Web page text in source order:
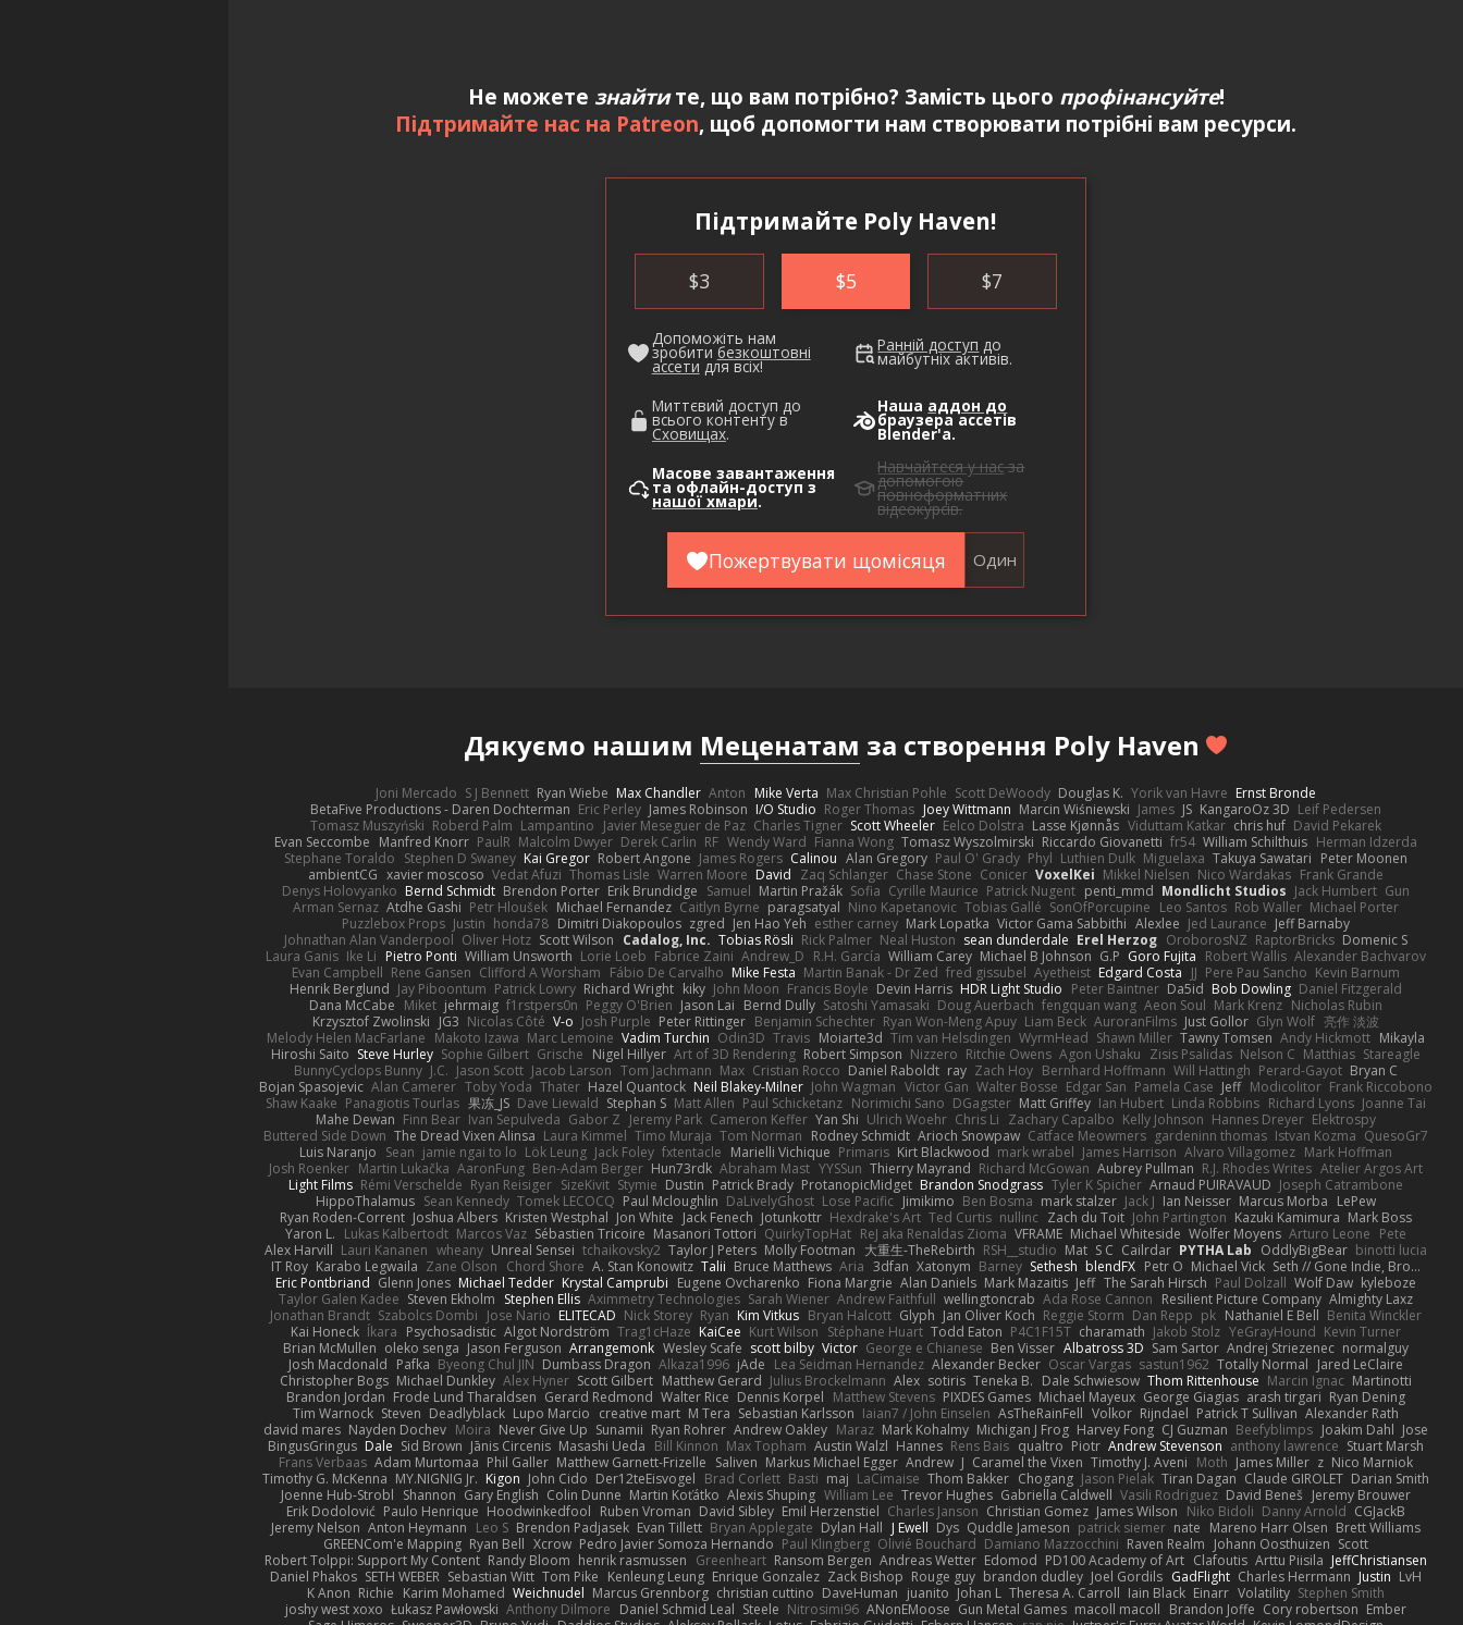
Не можете знайтите, що вам потрібно? Замість цього профінансуйте!
Підтримайте нас на Patreon, щоб допомогти нам створювати потрібні вам ресурси.
Підтримайте Poly Haven!
$3 $5 $7
Допоможіть нам
зробити безкоштовні
ассети для всіх!
Ранній доступ до
майбутніх активів.
Миттєвий доступ до
всього контенту в
Сховищах.
Наша аддон до
браузера ассетів
Blender'а.
Масове завантаження
та офлайн-доступ з
нашої хмари.
Навчайтеся у насза
допомогою
повноформатних
відеокурсів.
Пожертвувати щомісяця Один
Дякуємо нашим Меценатам за створення Poly Haven
Joni Mercado S J Bennett Ryan Wiebe Max Chandler Anton Mike Verta Max Christian Pohle Scott DeWoody Douglas K. Yorik van Havre Ernst Bronde
BetaFive Productions - Daren Dochterman Eric Perley James Robinson I/O Studio Roger Thomas Joey Wittmann Marcin Wiśniewski James JS KangaroOz 3D Leif Pedersen
Tomasz Muszyński Roberd Palm Lampantino Javier Meseguer de Paz Charles Tigner Scott Wheeler Eelco Dolstra Lasse Kjønnås Viduttam Katkar chris huf David Pekarek
Evan Seccombe Manfred Knorr PaulR Malcolm Dwyer Derek Carlin RF Wendy Ward Fianna Wong Tomasz Wyszolmirski Riccardo Giovanetti fr54 William Schilthuis Herman Idzerda
Stephane Toraldo Stephen D Swaney Kai Gregor Robert Angone James Rogers Calinou Alan Gregory Paul O' Grady Phyl Luthien Dulk Miguelaxa Takuya Sawatari Peter Moonen
ambientCG xavier moscoso Vedat Afuzi Thomas Lisle Warren Moore David Zaq Schlanger Chase Stone Conicer VoxelKei Mikkel Nielsen Nico Wardakas Frank Grande
Denys Holovyanko Bernd Schmidt Brendon Porter Erik Brundidge Samuel Martin Pražák Sofia Cyrille Maurice Patrick Nugent penti_mmd Mondlicht Studios Jack Humbert Gun
Arman Sernaz Atdhe Gashi Petr Hloušek Michael Fernandez Caitlyn Byrne paragsatyal Nino Kapetanovic Tobias Gallé SonOfPorcupine Leo Santos Rob Waller Michael Porter
Puzzlebox Props Justin honda78 Dimitri Diakopoulos zgred Jen Hao Yeh esther carney Mark Lopatka Victor Gama Sabbithi Alexlee Jed Laurance Jeff Barnaby
Johnathan Alan Vanderpool Oliver Hotz Scott Wilson Cadalog, Inc. Tobias Rösli Rick Palmer Neal Huston sean dunderdale Erel Herzog OroborosNZ RaptorBricks Domenic S
Laura Ganis Ike Li Pietro Ponti William Unsworth Lorie Loeb Fabrice Zaini Andrew_D R.H. García William Carey Michael B Johnson G.P Goro Fujita Robert Wallis Alexander Bachvarov
Evan Campbell Rene Gansen Clifford A Worsham Fábio De Carvalho Mike Festa Martin Banak - Dr Zed fred gissubel Ayetheist Edgard Costa JJ Pere Pau Sancho Kevin Barnum
Henrik Berglund Jay Piboontum Patrick Lowry Richard Wright kiky John Moon Francis Boyle Devin Harris HDR Light Studio Peter Baintner Da5id Bob Dowling Daniel Fitzgerald
Dana McCabe Miket jehrmaig f1rstpers0n Peggy O'Brien Jason Lai Bernd Dully Satoshi Yamasaki Doug Auerbach fengquan wang Aeon Soul Mark Krenz Nicholas Rubin
Krzysztof Zwolinski JG3 Nicolas Côté V-o Josh Purple Peter Rittinger Benjamin Schechter Ryan Won-Meng Apuy Liam Beck AuroranFilms Just Gollor Glyn Wolf 亮作 淡波
Melody Helen MacFarlane Makoto Izawa Marc Lemoine Vadim Turchin Odin3D Travis Moiarte3d Tim van Helsdingen WyrmHead Shawn Miller Tawny Tomsen Andy Hickmott Mikayla
Hiroshi Saito Steve Hurley Sophie Gilbert Grische Nigel Hillyer Art of 3D Rendering Robert Simpson Nizzero Ritchie Owens Agon Ushaku Zisis Psalidas Nelson C Matthias Stareagle
BunnyCyclops Bunny J.C. Jason Scott Jacob Larson Tom Jachmann Max Cristian Rocco Daniel Raboldt ray Zach Hoy Bernhard Hoffmann Will Hattingh Perard-Gayot Bryan C
Bojan Spasojevic Alan Camerer Toby Yoda Thater Hazel Quantock Neil Blakey-Milner John Wagman Victor Gan Walter Bosse Edgar San Pamela Case Jeff Modicolitor Frank Riccobono
Shaw Kaake Panagiotis Tourlas 果冻_JS Dave Liewald Stephan S Matt Allen Paul Schicketanz Norimichi Sano DGagster Matt Griffey Ian Hubert Linda Robbins Richard Lyons Joanne Tai
Mahe Dewan Finn Bear Ivan Sepulveda Gabor Z Jeremy Park Cameron Keffer Yan Shi Ulrich Woehr Chris Li Zachary Capalbo Kelly Johnson Hannes Dreyer Elektrospy
Buttered Side Down The Dread Vixen Alinsa Laura Kimmel Timo Muraja Tom Norman Rodney Schmidt Arioch Snowpaw Catface Meowmers gardeninn thomas Istvan Kozma QuesoGr7
Luis Naranjo Sean jamie ngai to lo Lök Leung Jack Foley fxtentacle Marielli Vichique Primaris Kirt Blackwood mark wrabel James Harrison Alvaro Villagomez Mark Hoffman
Josh Roenker Martin Lukačka AaronFung Ben-Adam Berger Hun73rdk Abraham Mast YYSSun Thierry Mayrand Richard McGowan Aubrey Pullman R.J. Rhodes Writes Atelier Argos Art
Light Films Rémi Verschelde Ryan Reisiger SizeKivit Stymie Dustin Patrick Brady ProtanopicMidget Brandon Snodgrass Tyler K Spicher Arnaud PUIRAVAUD Joseph Catrambone
HippoThalamus Sean Kennedy Tomek LECOCQ Paul Mcloughlin DaLivelyGhost Lose Pacific Jimikimo Ben Bosma mark stalzer Jack J Ian Neisser Marcus Morba LePew
Ryan Roden-Corrent Joshua Albers Kristen Westphal Jon White Jack Fenech Jotunkottr Hexdrake's Art Ted Curtis nullinc Zach du Toit John Partington Kazuki Kamimura Mark Boss
Yaron L. Lukas Kalbertodt Marcos Vaz Sébastien Tricoire Masanori Tottori QuirkyTopHat ReJ aka Renaldas Zioma VFRAME Michael Whiteside Wolfer Moyens Arturo Leone Pete
Alex Harvill Lauri Kananen wheany Unreal Sensei tchaikovsky2 Taylor J Peters Molly Footman 大重生-TheRebirth RSH__studio Mat S C Cailrdar PYTHA Lab OddlyBigBear binotti lucia
IT Roy Karabo Legwaila Zane Olson Chord Shore A. Stan Konowitz Talii Bruce Matthews Aria 3dfan Xatonym Barney Sethesh blendFX Petr O Michael Vick Seth // Gone Indie, Bro...
Eric Pontbriand Glenn Jones Michael Tedder Krystal Camprubi Eugene Ovcharenko Fiona Margrie Alan Daniels Mark Mazaitis Jeff The Sarah Hirsch Paul Dolzall Wolf Daw kyleboze
Taylor Galen Kadee Steven Ekholm Stephen Ellis Aximmetry Technologies Sarah Wiener Andrew Faithfull wellingtoncrab Ada Rose Cannon Resilient Picture Company Almighty Laxz
Jonathan Brandt Szabolcs Dombi Jose Nario ELITECAD Nick Storey Ryan Kim Vitkus Bryan Halcott Glyph Jan Oliver Koch Reggie Storm Dan Repp pk Nathaniel E Bell Benita Winckler
Kai Honeck Íkara Psychosadistic Algot Nordström Trag1cHaze KaiCee Kurt Wilson Stéphane Huart Todd Eaton P4C1F15T charamath Jakob Stolz YeGrayHound Kevin Turner
Brian McMullen oleko senga Jason Ferguson Arrangemonk Wesley Scafe scott bilby Victor George e Chianese Ben Visser Albatross 3D Sam Sartor Andrej Striezenec normalguy
Josh Macdonald Pafka Byeong Chul JIN Dumbass Dragon Alkaza1996 jAde Lea Seidman Hernandez Alexander Becker Oscar Vargas sastun1962 Totally Normal Jared LeClaire
Christopher Bogs Michael Dunkley Alex Hyner Scott Gilbert Matthew Gerard Julius Brockelmann Alex sotiris Teneka B. Dale Schwiesow Thom Rittenhouse Marcin Ignac Martinotti
Brandon Jordan Frode Lund Tharaldsen Gerard Redmond Walter Rice Dennis Korpel Matthew Stevens PIXDES Games Michael Mayeux George Giagias arash tirgari Ryan Dening
Tim Warnock Steven Deadlyblack Lupo Marcio creative mart M Tera Sebastian Karlsson Iaian7 / John Einselen AsTheRainFell Volkor Rijndael Patrick T Sullivan Alexander Rath
david mares Nayden Dochev Moira Never Give Up Sunamii Ryan Rohrer Andrew Oakley Maraz Mark Kohalmy Michigan J Frog Harvey Fong CJ Guzman Beefyblimps Joakim Dahl Jose
BingusGringus Dale Sid Brown Jānis Circenis Masashi Ueda Bill Kinnon Max Topham Austin Walzl Hannes Rens Bais qualtro Piotr Andrew Stevenson anthony lawrence Stuart Marsh
Frans Verbaas Adam Murtomaa Phil Galler Matthew Garnett-Frizelle Saliven Markus Michael Egger Andrew J Caramel the Vixen Timothy J. Aveni Moth James Miller z Nico Marniok
Timothy G. McKenna MY.NIGNIG Jr. Kigon John Cido Der12teEisvogel Brad Corlett Basti maj LaCimaise Thom Bakker Chogang Jason Pielak Tiran Dagan Claude GIROLET Darian Smith
Joenne Hub-Strobl Shannon Gary English Colin Dunne Martin Koťátko Alexis Shuping William Lee Trevor Hughes Gabriella Caldwell Vasili Rodriguez David Beneš Jeremy Brouwer
Erik Dodolović Paulo Henrique Hoodwinkedfool Ruben Vroman David Sibley Emil Herzenstiel Charles Janson Christian Gomez James Wilson Niko Bidoli Danny Arnold CGJackB
Jeremy Nelson Anton Heymann Leo S Brendon Padjasek Evan Tillett Bryan Applegate Dylan Hall J Ewell Dys Quddle Jameson patrick siemer nate Mareno Harr Olsen Brett Williams
GREENCom'e Mapping Ryan Bell Xcrow Pedro Javier Somoza Hernando Paul Klingberg Olivié Bouchard Damiano Mazzocchini Raven Realm Johann Oosthuizen Scott
Robert Tolppi: Support My Content Randy Bloom henrik rasmussen Greenheart Ransom Bergen Andreas Wetter Edomod PD100 Academy of Art Clafoutis Arttu Piisila JeffChristiansen
Daniel Phakos SETH WEBER Sebastian Witt Tom Pike Kenleung Leung Enrique Gonzalez Zack Bishop Rouge guy brandon dudley Joel Gordils GadFlight Charles Herrmann Justin LvH
K Anon Richie Karim Mohamed Weichnudel Marcus Grennborg christian cuttino DaveHuman juanito Johan L Theresa A. Carroll Iain Black Einarr Volatility Stephen Smith
joshy west xoxo Łukasz Pawłowski Anthony Dilmore Daniel Schmid Leal Steele Nitrosimi96 ANonEMoose Gun Metal Games macoll macoll Brandon Joffe Cory robertson Ember